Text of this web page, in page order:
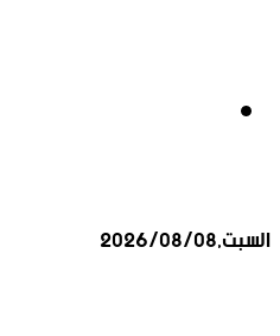
السبت,2026/08/08